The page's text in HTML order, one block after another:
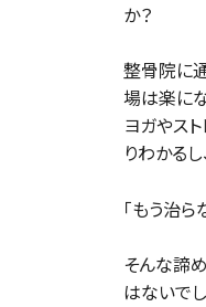
か？
整骨院に
場は楽にな
ヨガやス
りわかる
「もう治
そんな諦
はないでし